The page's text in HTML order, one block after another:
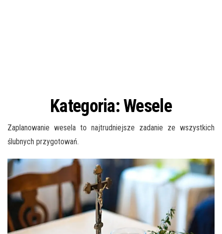
Kategoria:Wesele
Zaplanowanie wesela to najtrudniejsze zadanie ze wszystkich
ślubnych przygotowań.